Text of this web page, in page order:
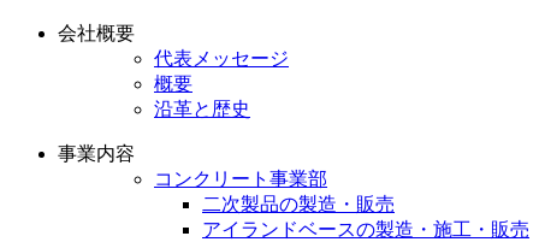
会社概要
代表メッセージ
概要
沿革と歴史
事業内容
コンクリート事業部
二次製品の製造・販売
アイランドベースの製造・施工・販売